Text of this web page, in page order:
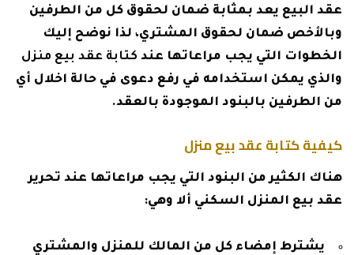
عقد البيع يعد بمثابة ضمان لحقوق كل من الطرفين
وبالأخص ضمان لحقوق المشتري، لذا نوضح إليك
الخطوات التي يجب مراعاتها عند كتابة عقد بيع منزل
والذي يمكن استخدامه في رفع دعوى في حالة اخلال أي
من الطرفين بالبنود الموجودة بالعقد.
كيفية كتابة عقد بيع منزل
هناك الكثير من البنود التي يجب مراعاتها عند تحرير
عقد بيع المنزل السكني ألا وهي:
يشترط إمضاء كل من المالك للمنزل والمشتري